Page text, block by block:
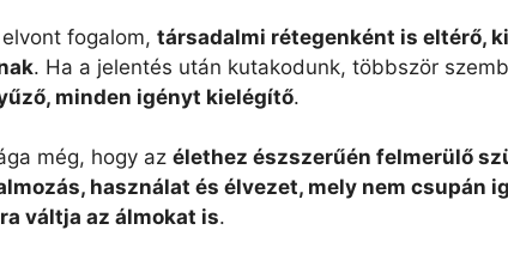
fogalom, társadalmi rétegenként is eltérő,
. Ha a jelentés után kutakodunk, többször
minden igényt kielégítő.
még, hogy az élethez észszerűén felmerülő
használat és élvezet, mely nem csupán
váltja az álmokat is.